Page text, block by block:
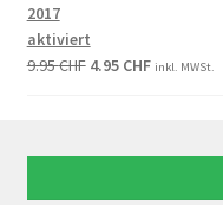
2017
aktiviert
9.95CHF 4.95 CHF inkl. MWSt.